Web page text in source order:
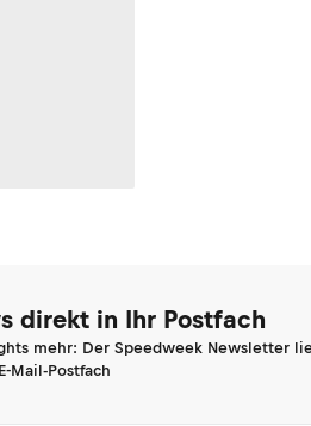
direkt in Ihr Postfach
mehr: Der Speedweek Newsletter
Mail-Postfach